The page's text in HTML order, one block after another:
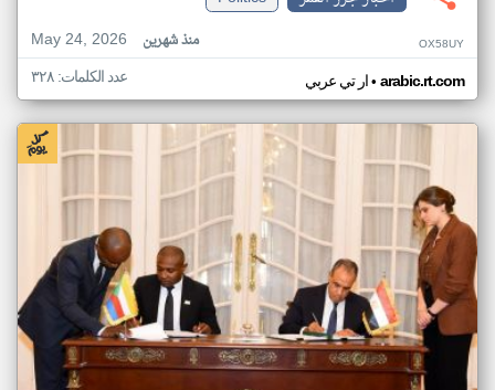
May 24, 2026
منذ شهرين OX58UY
ار تي عربي• arabic.rt.com عدد الكلمات: ٣٢٨